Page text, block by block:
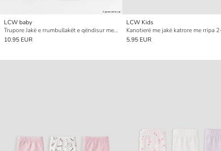
LCW baby
Trupore Jakë e rrumbullakët e qëndisur me kopsa për Foshnja Vajza
10.95 EUR
LCW Kids
5.95 EUR